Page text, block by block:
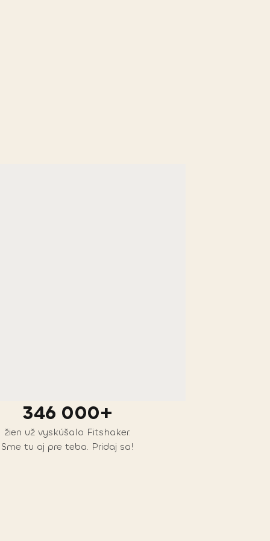
346 000+
žien už vyskúšalo Fitshaker.
Sme tu aj pre teba. Pridaj sa!